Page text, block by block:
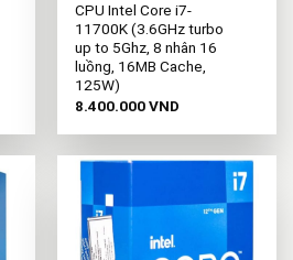
CPU Intel Core i7-
11700K (3.6GHz turbo
up to 5Ghz, 8 nhân 16
luồng, 16MB Cache,
125W)
8.400.000VND